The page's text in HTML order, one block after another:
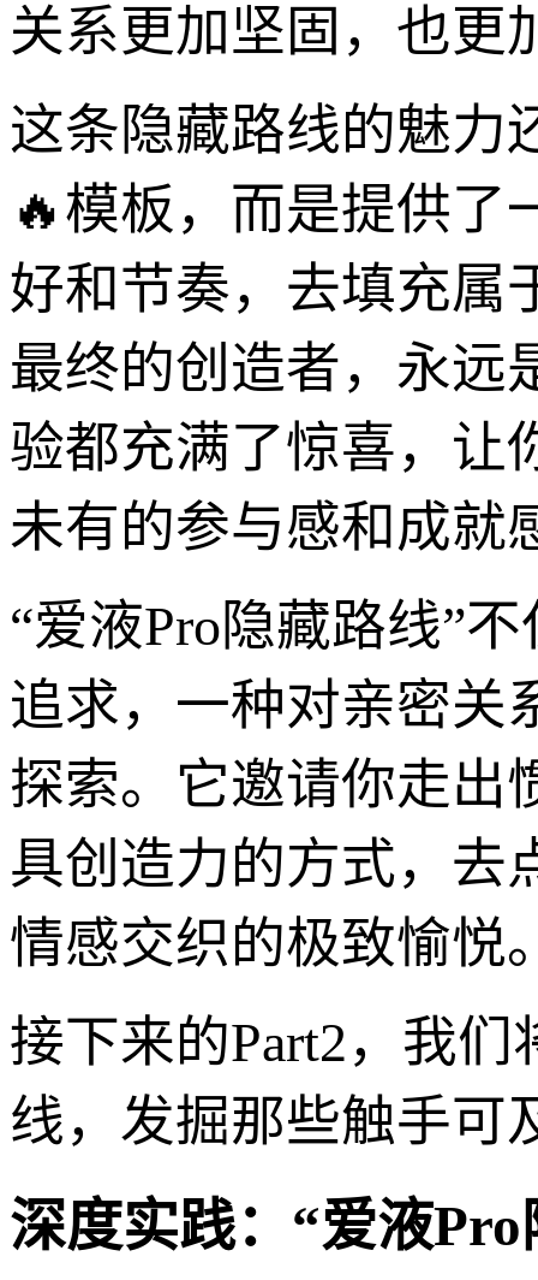
关系更加坚固，也更
这条隐藏路线的魅力
🔥模板，而是提供了
好和节奏，去填充属
最终的创造者，永远
验都充满了惊喜，让
未有的参与感和成就
“爱液Pro隐藏路线”
追求，一种对亲密关
探索。它邀请你走出
具创造力的方式，去
情感交织的极致愉悦
接下来的Part2，我
线，发掘那些触手可
深度实践：“爱液